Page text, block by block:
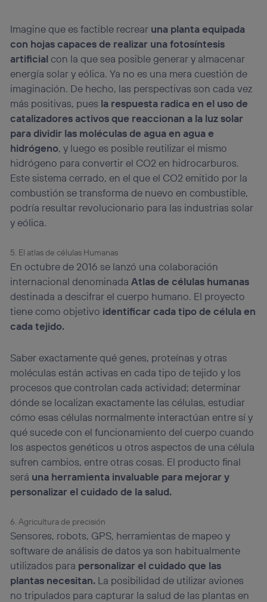
Imagine que es factible recrear una planta equipada
con hojas capaces de realizar una fotosíntesis
artificialcon la que sea posible generar y almacenar
energía solar y eólica. Ya no es una mera cuestión de
imaginación. De hecho, las perspectivas son cada vez
más positivas, pues la respuesta radica en el uso de
catalizadores activos que reaccionan a la luz solar
para dividir las moléculas de agua en agua e
hidrógeno, y luego es posible reutilizar el mismo
hidrógeno para convertir el CO2 en hidrocarburos.
Este sistema cerrado, en el que el CO2 emitido por la
combustión se transforma de nuevo en combustible,
podría resultar revolucionario para las industrias solar
y eólica.
5. El atlas de células Humanas
En octubre de 2016 se lanzó una colaboración
internacional denominadaAtlas de células humanas
destinada a descifrar el cuerpo humano. El proyecto
tiene como objetivo identificar cada tipo de célula en
cada tejido.
Saber exactamente qué genes, proteínas y otras
moléculas están activas en cada tipo de tejido y los
procesos que controlan cada actividad; determinar
dónde se localizan exactamente las células, estudiar
cómo esas células normalmente interactúan entre sí y
qué sucede con el funcionamiento del cuerpo cuando
los aspectos genéticos u otros aspectos de una célula
sufren cambios, entre otras cosas. El producto final
será una herramienta invaluable para mejorar y
personalizar el cuidado de la salud.
6. Agricultura de precisión
Sensores, robots, GPS, herramientas de mapeo y
software de análisis de datos ya son habitualmente
utilizados para personalizar el cuidado que las
plantas necesitan. La posibilidad de utilizar aviones
no tripulados para capturar la salud de las plantas en